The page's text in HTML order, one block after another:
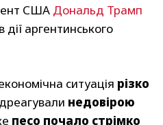
США Дональд Трамп
дії аргентинського
ситуація різко
недовірою
песо почало стрімко